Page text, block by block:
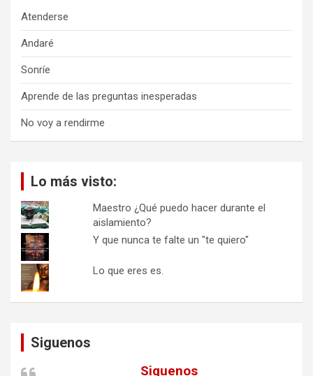
Atenderse
Andaré
Sonríe
Aprende de las preguntas inesperadas
No voy a rendirme
Lo más visto:
Maestro ¿Qué puedo hacer durante el
aislamiento?
Y que nunca te falte un "te quiero"
Lo que eres es.
Siguenos
Siguenos